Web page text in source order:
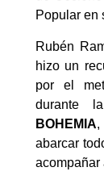
Popular en
Rubén
hizo un
por el
durante
BOHEMIA,
abarcar
acompañar